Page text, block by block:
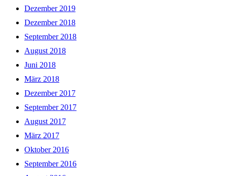
Dezember 2019
Dezember 2018
September 2018
August 2018
Juni 2018
März 2018
Dezember 2017
September 2017
August 2017
März 2017
Oktober 2016
September 2016